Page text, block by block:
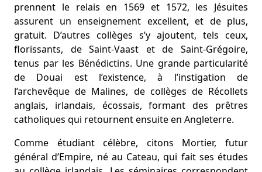
prennent le relais en 1569 et 1572, les Jésuites
assurent un enseignement excellent, et de plus,
gratuit. D’autres collèges s’y ajoutent, tels ceux,
florissants, de Saint-Vaast et de Saint-Grégoire,
tenus par les Bénédictins. Une grande particularité
de Douai est l’existence, à l’instigation de
l’archevêque de Malines, de collèges de Récollets
anglais, irlandais, écossais, formant des prêtres
catholiques qui retournent ensuite en Angleterre.
Comme étudiant célèbre, citons Mortier, futur
général d’Empire, né au Cateau, qui fait ses études